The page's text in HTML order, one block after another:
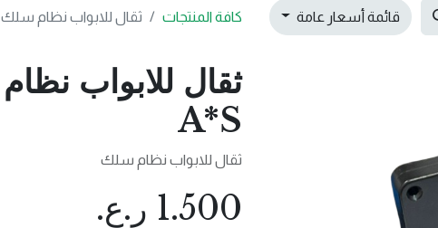
قائمة أسعار عامة كافة المنتجات ثقال للابواب نظام سلك 500G A*S
A*S
ثقال للابواب نظام سلك
1.500 ر.ع.